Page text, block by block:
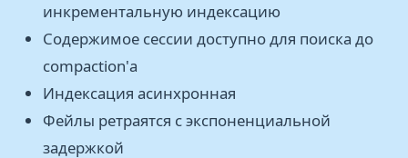
инкрементальную индексацию
Содержимое сессии доступно для поиска до
compaction'а
Индексация асинхронная
Фейлы ретраятся с экспоненциальной
задержкой